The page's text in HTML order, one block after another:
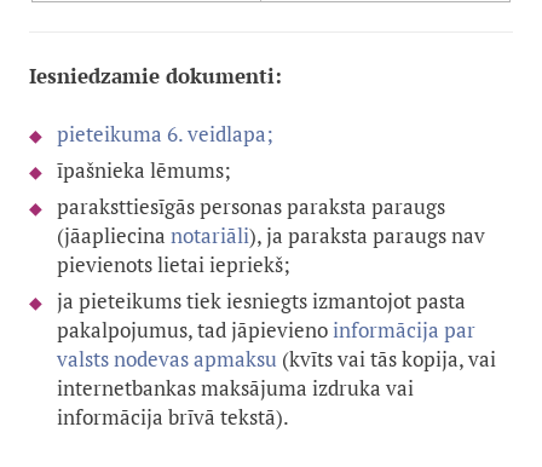
Iesniedzamie dokumenti:
pieteikuma 6. veidlapa;
īpašnieka lēmums;
paraksttiesīgās personas paraksta paraugs
(jāapliecina notariāli), ja paraksta paraugs nav
pievienots lietai iepriekš;
ja pieteikums tiek iesniegts izmantojot pasta
pakalpojumus, tad jāpievienoinformācija par
valsts nodevas apmaksu (kvīts vai tās kopija, vai
internetbankas maksājuma izdruka vai
informācija brīvā tekstā).